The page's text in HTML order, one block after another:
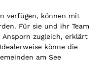
verfügen, können mit
Für sie und ihr Team
Ansporn zugleich, erklärt
könne die
am See